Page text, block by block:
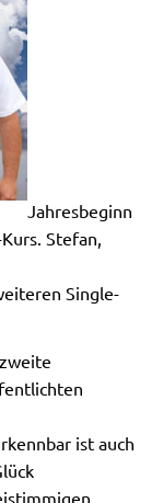
Jahresbeginn
Stefan,
Single-
ist auch